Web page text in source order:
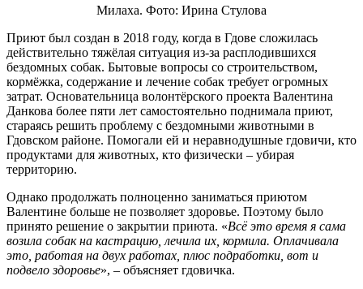
Милаха. Фото: Ирина Стулова
Приют был создан в 2018 году, когда в Гдове сложилась
действительно тяжёлая ситуация из-за расплодившихся
бездомных собак. Бытовые вопросы со строительством,
кормёжка, содержание и лечение собак требует огромных
затрат. Основательница волонтёрского проекта Валентина
Данкова более пяти лет самостоятельно поднимала приют,
стараясь решить проблему с бездомными животными в
Гдовском районе. Помогали ей и неравнодушные гдовичи, кто
продуктами для животных, кто физически – убирая
территорию.
Однако продолжать полноценно заниматься приютом
Валентине больше не позволяет здоровье. Поэтому было
принято решение о закрытии приюта. «Всё это время я сама
возила собак на кастрацию, лечила их, кормила. Оплачивала
это, работая на двух работах, плюс подработки, вот и
подвело здоровье», – объясняет гдовичка.